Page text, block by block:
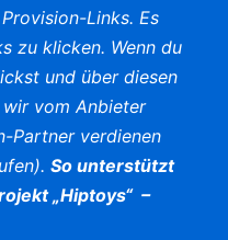
Links. Es
zu klicken. Wenn du
und über diesen
vom Anbieter
Partner verdienen
So unterstützt
„Hiptoys“ –